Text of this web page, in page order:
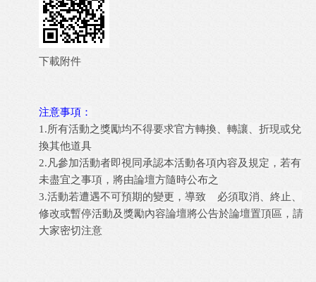
下載附件
注意事項：
1.所有活動之獎勵均不得要求官方轉換、轉讓、折現或兌
換其他道具
2.凡參加活動者即視同承認本活動各項內容及規定，若有
未盡宜之事項，將由論壇方隨時公布之
3.活動若遭遇不可預期的變更，導致 必須取消、終止、
修改或暫停活動及獎勵內容論壇將公告於論壇置頂區，請
大家密切注意